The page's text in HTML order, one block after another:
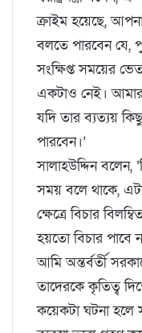
ক্রাইম হয়েছে,
বলতে পারবেন যে,
সংক্ষিপ্ত সময়ের
একটাও নেই।
যদি তার ব্যত্যয়
পারবেন।’
সালাহউদ্দিন বলেন,
সময় বলে থাকে,
ক্ষেত্রে বিচার
হয়তো বিচার পাবে
আমি অন্তর্বর্তী
তাদেরকে কৃতিত্ব
কয়েকটা ঘটনা হলে